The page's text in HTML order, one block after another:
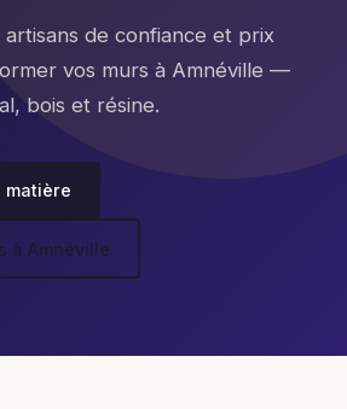
artisans de confiance et prix
vos murs à Amnéville —
bois et résine.
matière
à Amnéville